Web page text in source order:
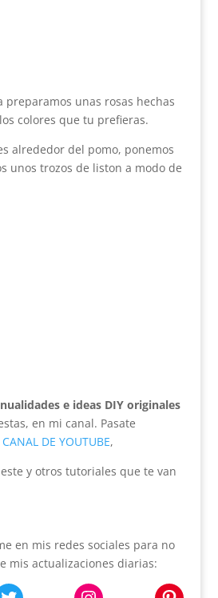
preparamos unas rosas hechas
colores que tu prefieras.
alrededor del pomo, ponemos
unos trozos de liston a modo de
e ideas DIY originales
en mi canal. Pasate
DE YOUTUBE,
y otros tutoriales que te van
en mis redes sociales para no
mis actualizaciones diarias: